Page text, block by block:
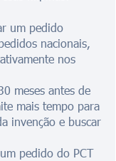
um pedido
nacionais,
nos
meses antes de
mais tempo para
invenção e buscar
pedido do PCT